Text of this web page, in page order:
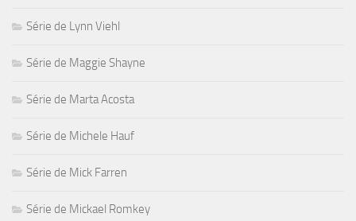
Série de Lynn Viehl
Série de Maggie Shayne
Série de Marta Acosta
Série de Michele Hauf
Série de Mick Farren
Série de Mickael Romkey